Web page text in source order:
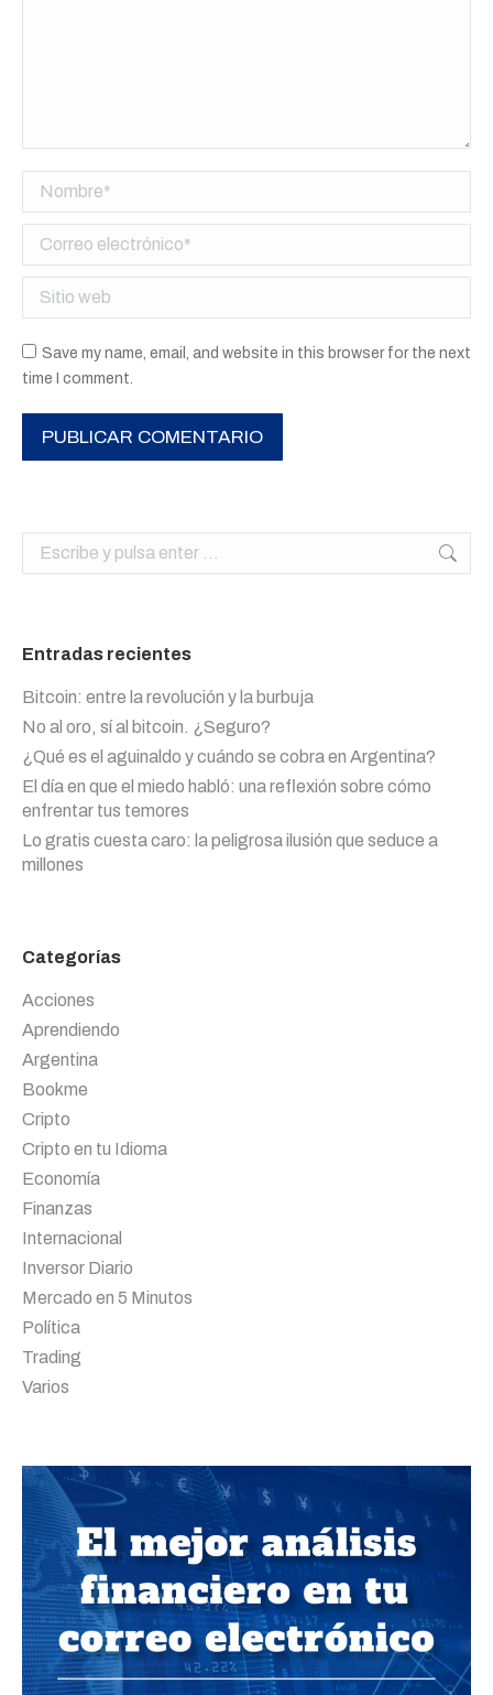
Nombre *
Correo electrónico *
Sitio web
Save my name, email, and website in this browser for the next
time I comment.
PUBLICAR COMENTARIO
Buscar:
Entradas recientes
Bitcoin: entre la revolución y la burbuja
No al oro, sí al bitcoin. ¿Seguro?
¿Qué es el aguinaldo y cuándo se cobra en Argentina?
El día en que el miedo habló: una reflexión sobre cómo
enfrentar tus temores
Lo gratis cuesta caro: la peligrosa ilusión que seduce a
millones
Categorías
Acciones
Aprendiendo
Argentina
Bookme
Cripto
Cripto en tu Idioma
Economía
Finanzas
Internacional
Inversor Diario
Mercado en 5 Minutos
Política
Trading
Varios